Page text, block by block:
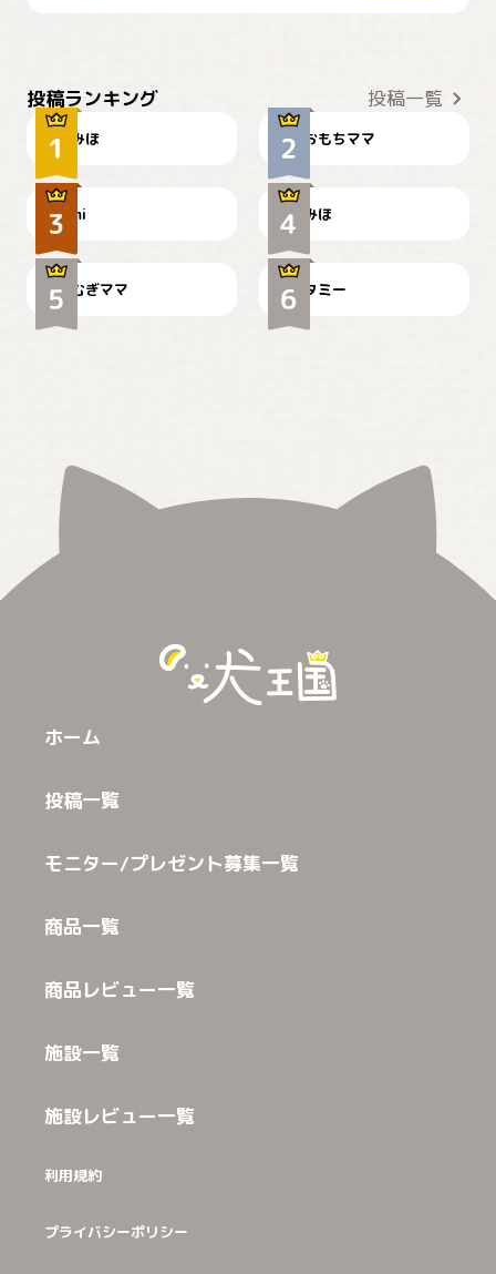
投稿ランキング 投稿一覧
みほ おもちママ
可愛い？
mi
見てるぞぉ
みほ
🌻とむぎ！
むぎママ
ドーベルマンのお友達邸に
て
タミー
ホーム
投稿一覧
モニター/プレゼント募集一覧
商品一覧
商品レビュー一覧
施設一覧
施設レビュー一覧
利用規約
プライバシーポリシー